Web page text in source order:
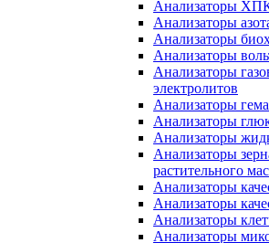
Анализаторы
Анализаторы
Анализаторы
Анализаторы
Анализаторы
электролитов
Анализаторы
Анализаторы
Анализаторы
Анализаторы
растительного
Анализаторы
Анализаторы
Анализаторы
Анализаторы